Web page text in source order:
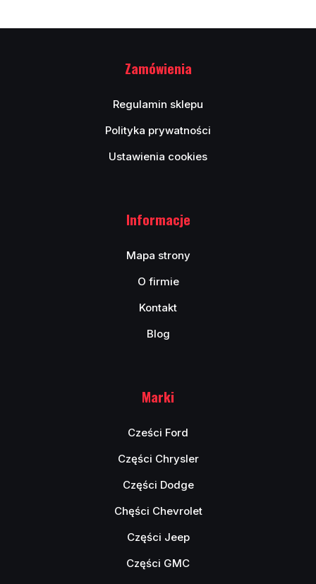
Zamówienia
Regulamin sklepu
Polityka prywatności
Ustawienia cookies
Informacje
Mapa strony
O firmie
Kontakt
Blog
Marki
Cześci Ford
Części Chrysler
Części Dodge
Chęści Chevrolet
Części Jeep
Części GMC